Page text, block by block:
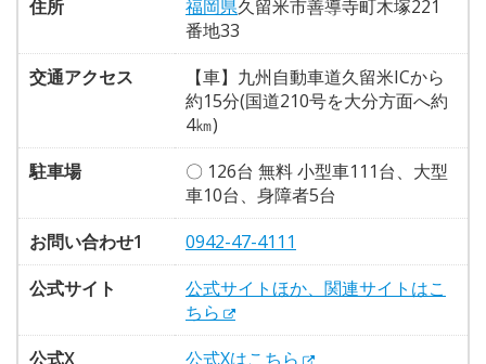
住所 福岡県久留米市善導寺町木塚221
番地33
交通アクセス
【車】九州自動車道久留米ICから
約15分(国道210号を大分方面へ約
4㎞)
駐車場
〇 126台 無料 小型車111台、大型
車10台、身障者5台
お問い合わせ1
0942-47-4111
公式サイト
公式サイトほか、関連サイトはこ
ちら
公式X
公式Xはこちら